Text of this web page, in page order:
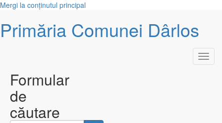
Mergi la conţinutul principal
Primăria Comunei Dârlos
Formular
de
căutare